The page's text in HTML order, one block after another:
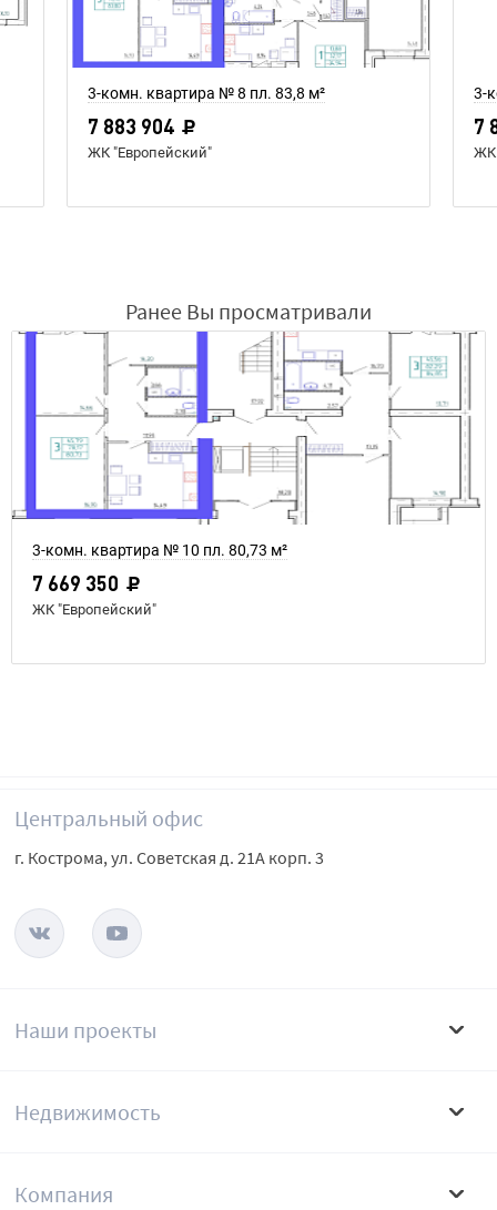
3-комн. квартира № 8 пл. 83,8 м²
7 883 904
ЖК "Европейский"
3-
7
ЖК
Ранее Вы просматривали
3-комн. квартира № 10 пл. 80,73 м²
7 669 350
ЖК "Европейский"
Наши проекты
Недвижимость
Компания
Центральный офис
г. Кострома, ул. Советская д. 21А корп. 3